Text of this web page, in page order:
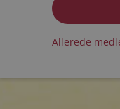
Allerede